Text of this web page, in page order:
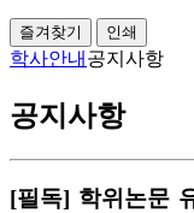
즐겨찾기 인쇄
학사안내 공지사항
공지사항
[필독] 학위논문